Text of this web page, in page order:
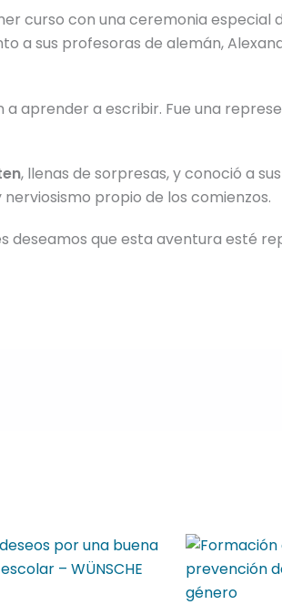
curso con una ceremonia especial
a sus profesoras de alemán,
aprender a escribir. Fue una
, llenas de sorpresas, y conoció a
propio de los comienzos.
deseamos que esta aventura esté